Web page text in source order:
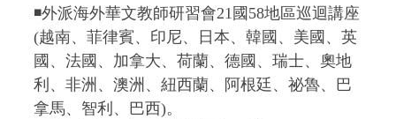
◾外派海外華文教師研習會21國58地區巡迴講座
(越南、菲律賓、印尼、日本、韓國、美國、英
國、法國、加拿大、荷蘭、德國、瑞士、奧地
利、非洲、澳洲、紐西蘭、阿根廷、祕魯、巴
拿馬、智利、巴西)。